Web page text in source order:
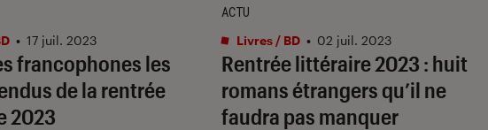
francophones les
de la rentrée
2023
• 17 juil. 2023
Rentrée littéraire 2023 : huit
romans étrangers qu’il ne
faudra pas manquer
ACTU
Livres / BD • 02 juil. 2023